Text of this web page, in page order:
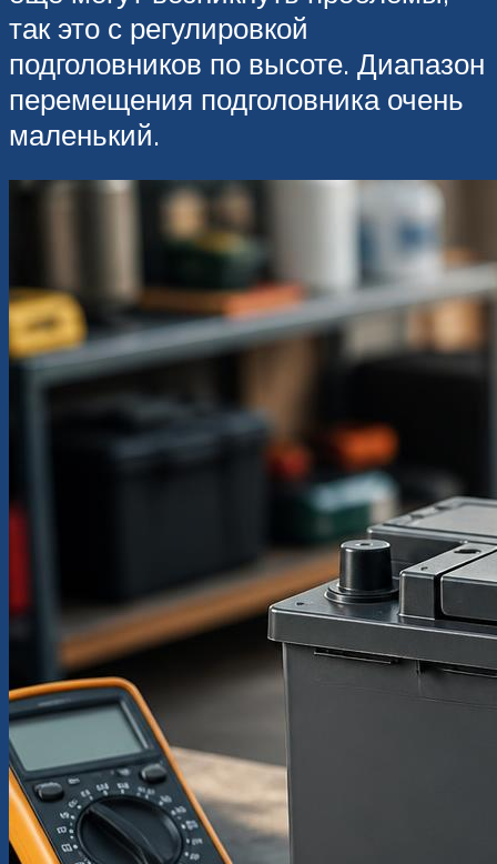
так это с регулировкой
подголовников по высоте. Диапазон
перемещения подголовника очень
маленький.